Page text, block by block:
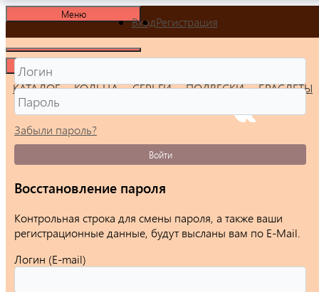
Меню
КАТАЛОГ КОЛЬЦА СЕРЬГИ ПОДВЕСКИ БРАСЛЕТЫ
ВходРегистрация
Забыли пароль?
Войти
Восстановление пароля
Контрольная строка для смены пароля, а также ваши
регистрационные данные, будут высланы вам по E-Mail.
Логин (E-mail)